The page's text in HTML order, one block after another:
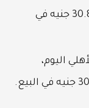
30.830 جنيه في